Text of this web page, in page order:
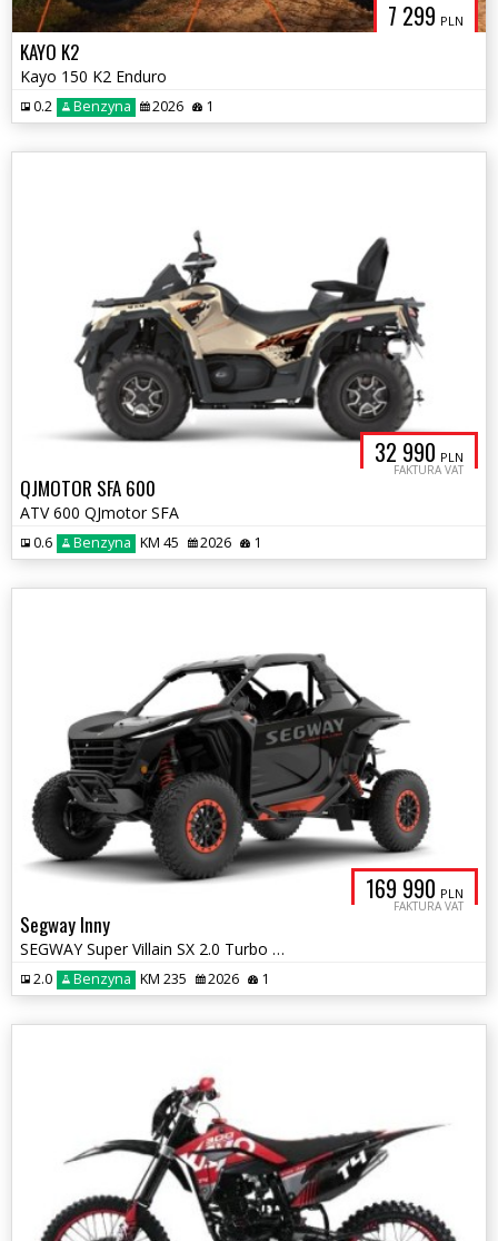
7 299 PLN
KAYO K2
Kayo 150 K2 Enduro
0.2 Benzyna 2026 1
32 990 PLN
FAKTURA VAT
QJMOTOR SFA 600
ATV 600 QJmotor SFA
0.6 Benzyna KM 45 2026 1
169 990 PLN
FAKTURA VAT
Segway Inny
SEGWAY Super Villain SX 2.0 Turbo 235 KM
2.0 Benzyna KM 235 2026 1